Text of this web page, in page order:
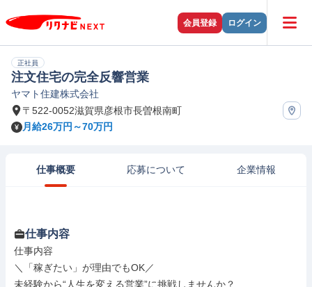
会員登録 ログイン
正社員
注文住宅の完全反響営業
ヤマト住建株式会社
〒522-0052滋賀県彦根市長曽根南町
月給26万円～70万円
仕事概要 応募について 企業情報
仕事内容
仕事内容
＼「稼ぎたい」が理由でもOK／
未経験から“人生を変える営業”に挑戦しませんか？